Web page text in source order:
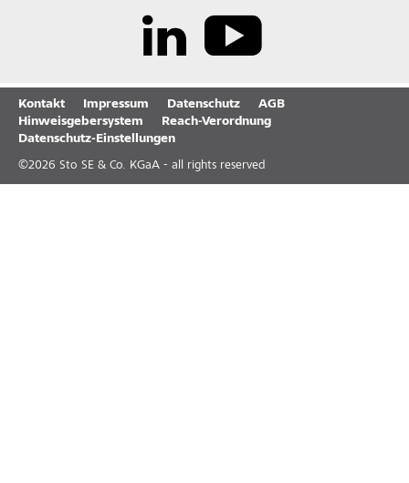
Kontakt Impressum Datenschutz
AGB
Hinweisgebersystem
Reach-Verordnung
Datenschutz-Einstellungen
©2026 Sto SE & Co. KGaA - all rights reserved